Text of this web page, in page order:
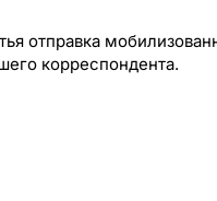
отправка
корреспондента.